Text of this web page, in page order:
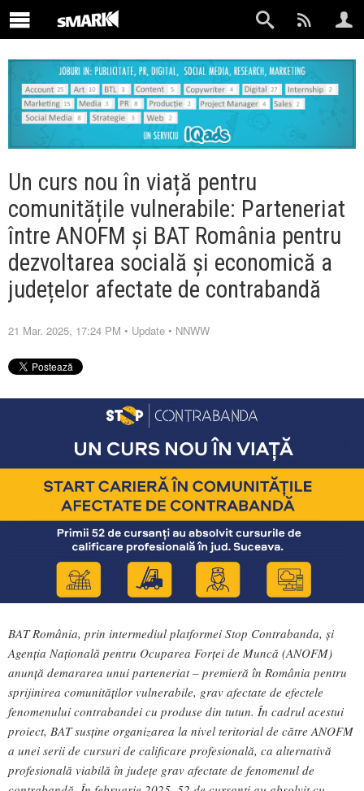
Un curs nou în viață pentru
comunitățile vulnerabile: Parteneriat
între ANOFM și BAT România pentru
dezvoltarea socială și economică a
județelor afectate de contrabandă
21 Mar. 2025, 17:24 PM • Update • NNWW
BAT România, prin intermediul platformei Stop Contrabanda, și
Agenția Națională pentru Ocuparea Forței de Muncă (ANOFM)
anunță demararea unui parteneriat – premieră în România pentru
sprijinirea comunităților vulnerabile, grav afectate de efectele
fenomenului contrabandei cu produse din tutun. În cadrul acestui
proiect, BAT susține organizarea la nivel teritorial de către ANOFM
a unei serii de cursuri de calificare profesională, ca alternativă
profesională viabilă în județe grav afectate de fenomenul de